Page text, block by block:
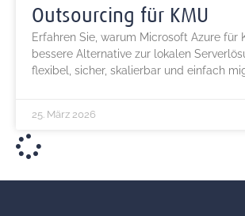
Outsourcing für KMU
Erfahren Sie, warum Microsoft Azure für
bessere Alternative zur lokalen
flexibel, sicher, skalierbar und einfach
25. März 2026